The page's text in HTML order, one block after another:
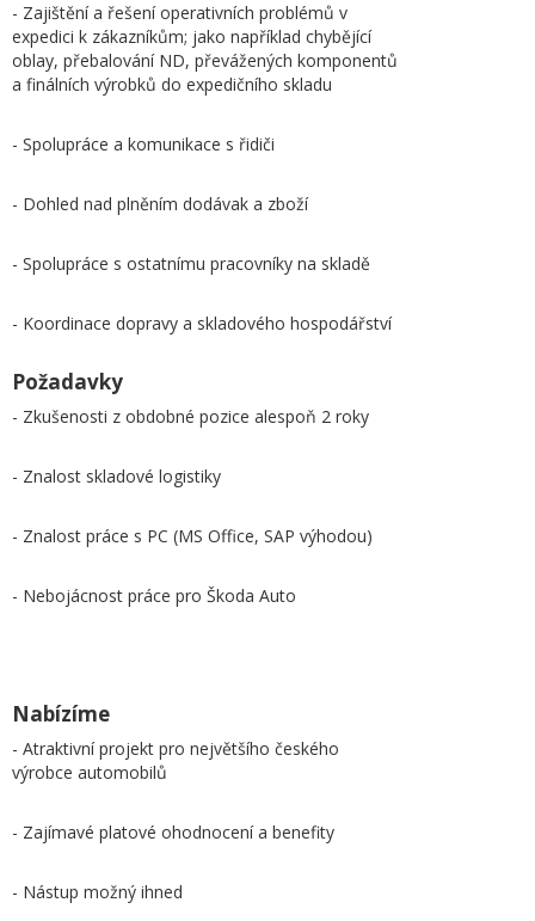
- Zajištění a řešení operativních problémů v
expedici k zákazníkům; jako například chybějící
oblay, přebalování ND, převážených komponentů
a finálních výrobků do expedičního skladu
- Spolupráce a komunikace s řidiči
- Dohled nad plněním dodávak a zboží
- Spolupráce s ostatnímu pracovníky na skladě
- Koordinace dopravy a skladového hospodářství
Požadavky
- Zkušenosti z obdobné pozice alespoň 2 roky
- Znalost skladové logistiky
- Znalost práce s PC (MS Office, SAP výhodou)
- Nebojácnost práce pro Škoda Auto
Nabízíme
- Atraktivní projekt pro největšího českého
výrobce automobilů
- Zajímavé platové ohodnocení a benefity
- Nástup možný ihned